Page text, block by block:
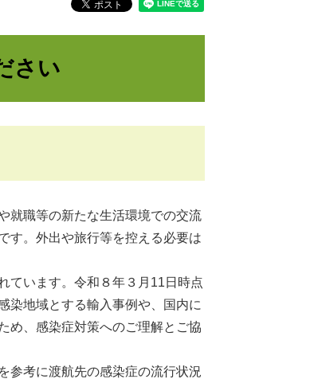
さい
就職等の新たな生活環境での交流
す。外出や旅行等を控える必要は
ています。令和８年３月11日時点
染地域とする輸入事例や、国内に
め、感染症対策へのご理解とご協
参考に渡航先の感染症の流行状況